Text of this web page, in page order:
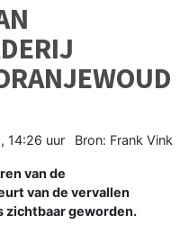
14:26 uur Bron: Frank Vink
van de
van de vervallen
zichtbaar geworden.